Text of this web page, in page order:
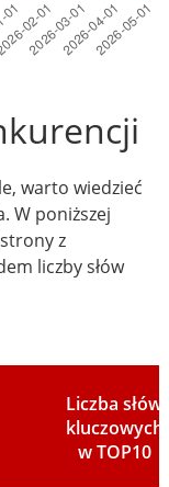
warto wiedzieć
W poniższej
z
liczby słów
Liczba słów
kluczowych
w TOP10